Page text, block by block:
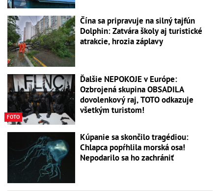
Čína sa pripravuje na silný tajfún
Dolphin: Zatvára školy aj turistické
atrakcie, hrozia záplavy
FOTO
Ďalšie NEPOKOJE v Európe:
Ozbrojená skupina OBSADILA
dovolenkový raj, TOTO odkazuje
všetkým turistom!
Kúpanie sa skončilo tragédiou:
Chlapca popŕhlila morská osa!
Nepodarilo sa ho zachrániť